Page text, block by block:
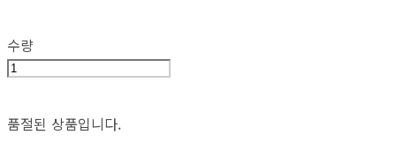
수량
품절된 상품입니다.